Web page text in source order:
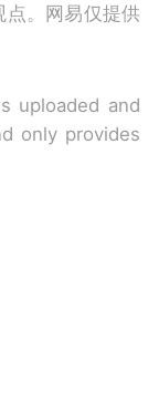
点。网易仅提供
uploaded and
only provides